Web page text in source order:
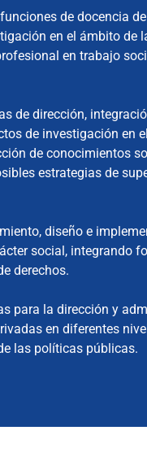
de docencia
en el ámbito de
en trabajo
de dirección,
de investigación en
de conocimientos
estrategias de
diseño e
social, integrando
derechos.
para la dirección y
en diferentes
las políticas públicas.